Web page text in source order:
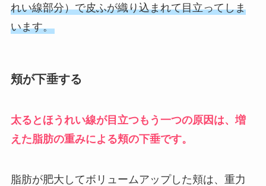
れい線部分）で皮ふが織り込まれて目立ってしま
います。
頬が下垂する
太るとほうれい線が目立つもう一つの原因は、増
えた脂肪の重みによる頬の下垂です。
脂肪が肥大してボリュームアップした頬は、重力